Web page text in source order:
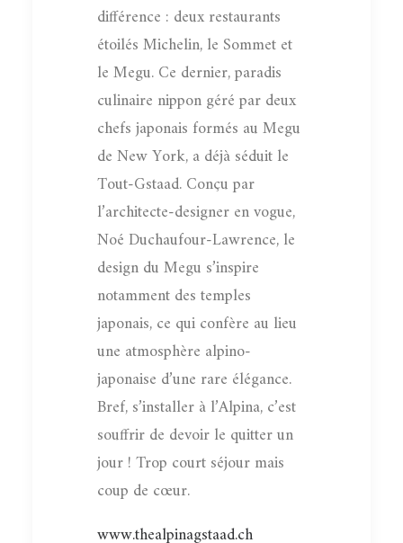
différence : deux restaurants
étoilés Michelin, le Sommet et
le Megu. Ce dernier, paradis
culinaire nippon géré par deux
chefs japonais formés au Megu
de New York, a déjà séduit le
Tout-Gstaad. Conçu par
l’architecte-designer en vogue,
Noé Duchaufour-Lawrence, le
design du Megu s’inspire
notamment des temples
japonais, ce qui confère au lieu
une atmosphère alpino-
japonaise d’une rare élégance.
Bref, s’installer à l’Alpina, c’est
souffrir de devoir le quitter un
jour ! Trop court séjour mais
coup de cœur.
www.thealpinagstaad.ch